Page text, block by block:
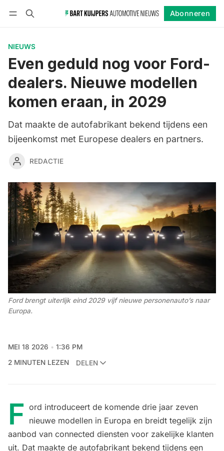
Abonneren
NIEUWS
Even geduld nog voor Ford-
dealers. Nieuwe modellen
komen eraan, in 2029
Dat maakte de autofabrikant bekend tijdens een
bijeenkomst met Europese dealers en partners.
REDACTIE
Ford brengt uiterlijk eind 2029 vijf nieuwe personenauto’s naar
Europa.
MEI 18 2026
1:36 PM
2 MINUTEN LEZEN
DELEN
F ord introduceert de komende drie jaar zeven
nieuwe modellen in Europa en breidt tegelijk zijn
aanbod van connected diensten voor zakelijke klanten
uit. Dat maakte de autofabrikant bekend tijdens een